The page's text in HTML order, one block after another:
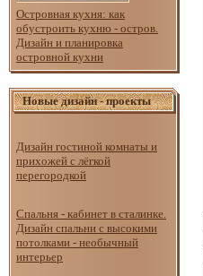
Островная кухня: как
обустроить кухню - остров.
Дизайн и планировка
островной кухни
Новые дизайн - проекты
Дизайн гостиной комнаты и
прихожей с лёгкой
перегородкой
Спальня - кабинет в сталинке.
Дизайн спальни с высокими
потолками - необычный
интерьер